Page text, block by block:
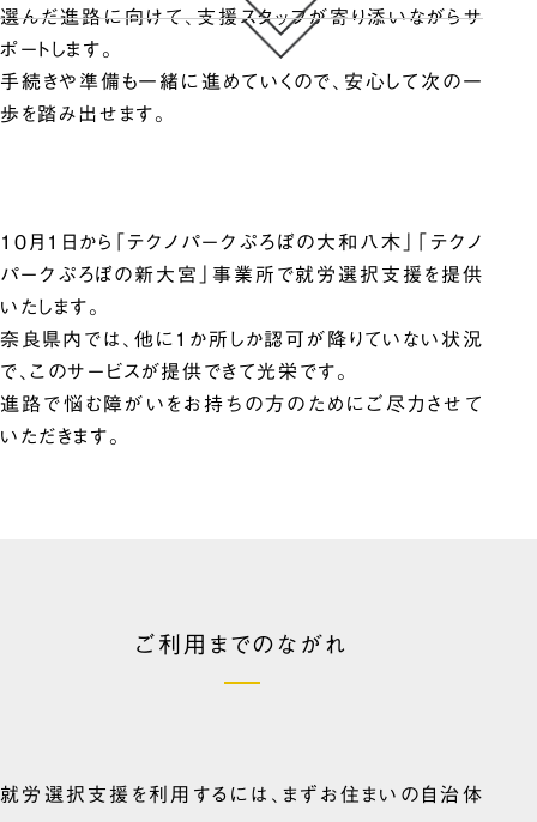
選んだ進路に向けて、支援スタッフが寄り添いながらサ
ポートします。
手続きや準備も一緒に進めていくので、安心して次の一
歩を踏み出せます。
10月1日から「テクノパークぷろぼの大和八木」「テクノ
パークぷろぼの新大宮」事業所で就労選択支援を提供
いたします。
奈良県内では、他に1か所しか認可が降りていない状況
で、このサービスが提供できて光栄です。
進路で悩む障がいをお持ちの方のためにご尽力させて
いただきます。
ご利用までのながれ
就労選択支援を利用するには、まずお住まいの自治体